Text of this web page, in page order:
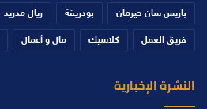
باريس سان جيرمان بودريقة ريال مدريد
فريق العمل كلاسيك مال و أعمال
النشرة الإخبارية